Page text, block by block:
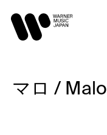
マロ / Malo